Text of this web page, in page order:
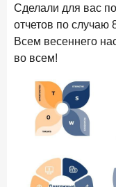
Главные «болевые
расчетного счета в
26 января 2026 года
Ипотека. Итоги
15 января 2026 года
По итогам
составил 1 326,5
Цифра дня
Средний срок
Сделали для вас
отчетов по случаю
Всем весеннего
во всем!